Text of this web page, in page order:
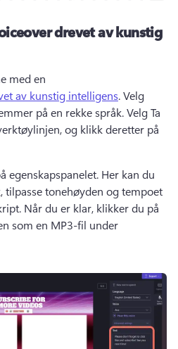
drevet av kunstig
med en
av kunstig intelligens. Velg
på en rekke språk. Velg Ta
og klikk deretter på
egenskapspanelet. Her kan du
tilpasse tonehøyden og tempoet
Når du er klar, klikker du på
som en MP3-fil under